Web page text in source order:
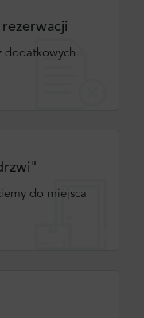
rezerwacji
dodatkowych
do miejsca